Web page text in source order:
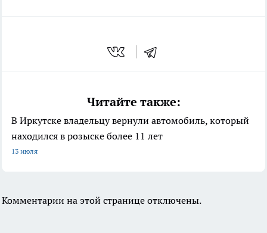
Читайте также:
В Иркутске владельцу вернули автомобиль, который
находился в розыске более 11 лет
13 июля
Комментарии на этой странице отключены.